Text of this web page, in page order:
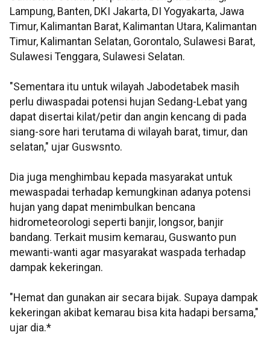
Lampung, Banten, DKI Jakarta, DI Yogyakarta, Jawa
Timur, Kalimantan Barat, Kalimantan Utara, Kalimantan
Timur, Kalimantan Selatan, Gorontalo, Sulawesi Barat,
Sulawesi Tenggara, Sulawesi Selatan.
"Sementara itu untuk wilayah Jabodetabek masih
perlu diwaspadai potensi hujan Sedang-Lebat yang
dapat disertai kilat/petir dan angin kencang di pada
siang-sore hari terutama di wilayah barat, timur, dan
selatan," ujar Guswsnto.
Dia juga menghimbau kepada masyarakat untuk
mewaspadai terhadap kemungkinan adanya potensi
hujan yang dapat menimbulkan bencana
hidrometeorologi seperti banjir, longsor, banjir
bandang. Terkait musim kemarau, Guswanto pun
mewanti-wanti agar masyarakat waspada terhadap
dampak kekeringan.
"Hemat dan gunakan air secara bijak. Supaya dampak
kekeringan akibat kemarau bisa kita hadapi bersama,"
ujar dia.*